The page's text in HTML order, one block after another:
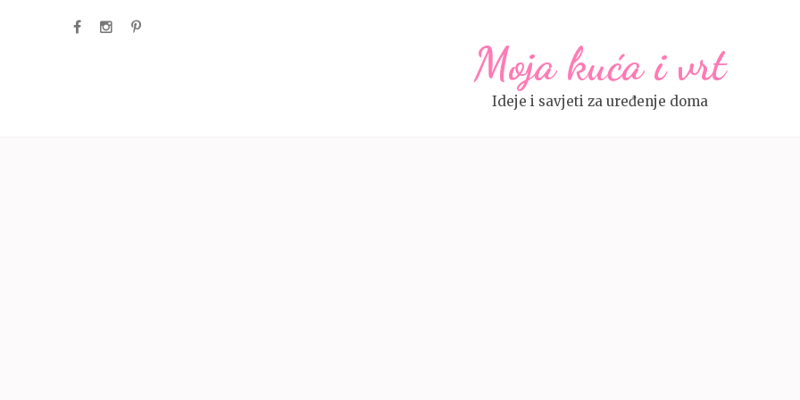
Moja kuća i vrt
Ideje i savjeti za uređenje doma